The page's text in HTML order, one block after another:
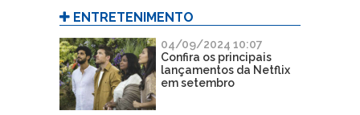
ENTRETENIMENTO
04/09/2024 10:07
Confira os principais
lançamentos da Netflix
em setembro